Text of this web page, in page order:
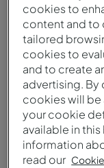
Idioma
cookies to
content and to
tailored
cookies to
and to create
advertising. By
cookies will be
your cookie
available in
information
read our